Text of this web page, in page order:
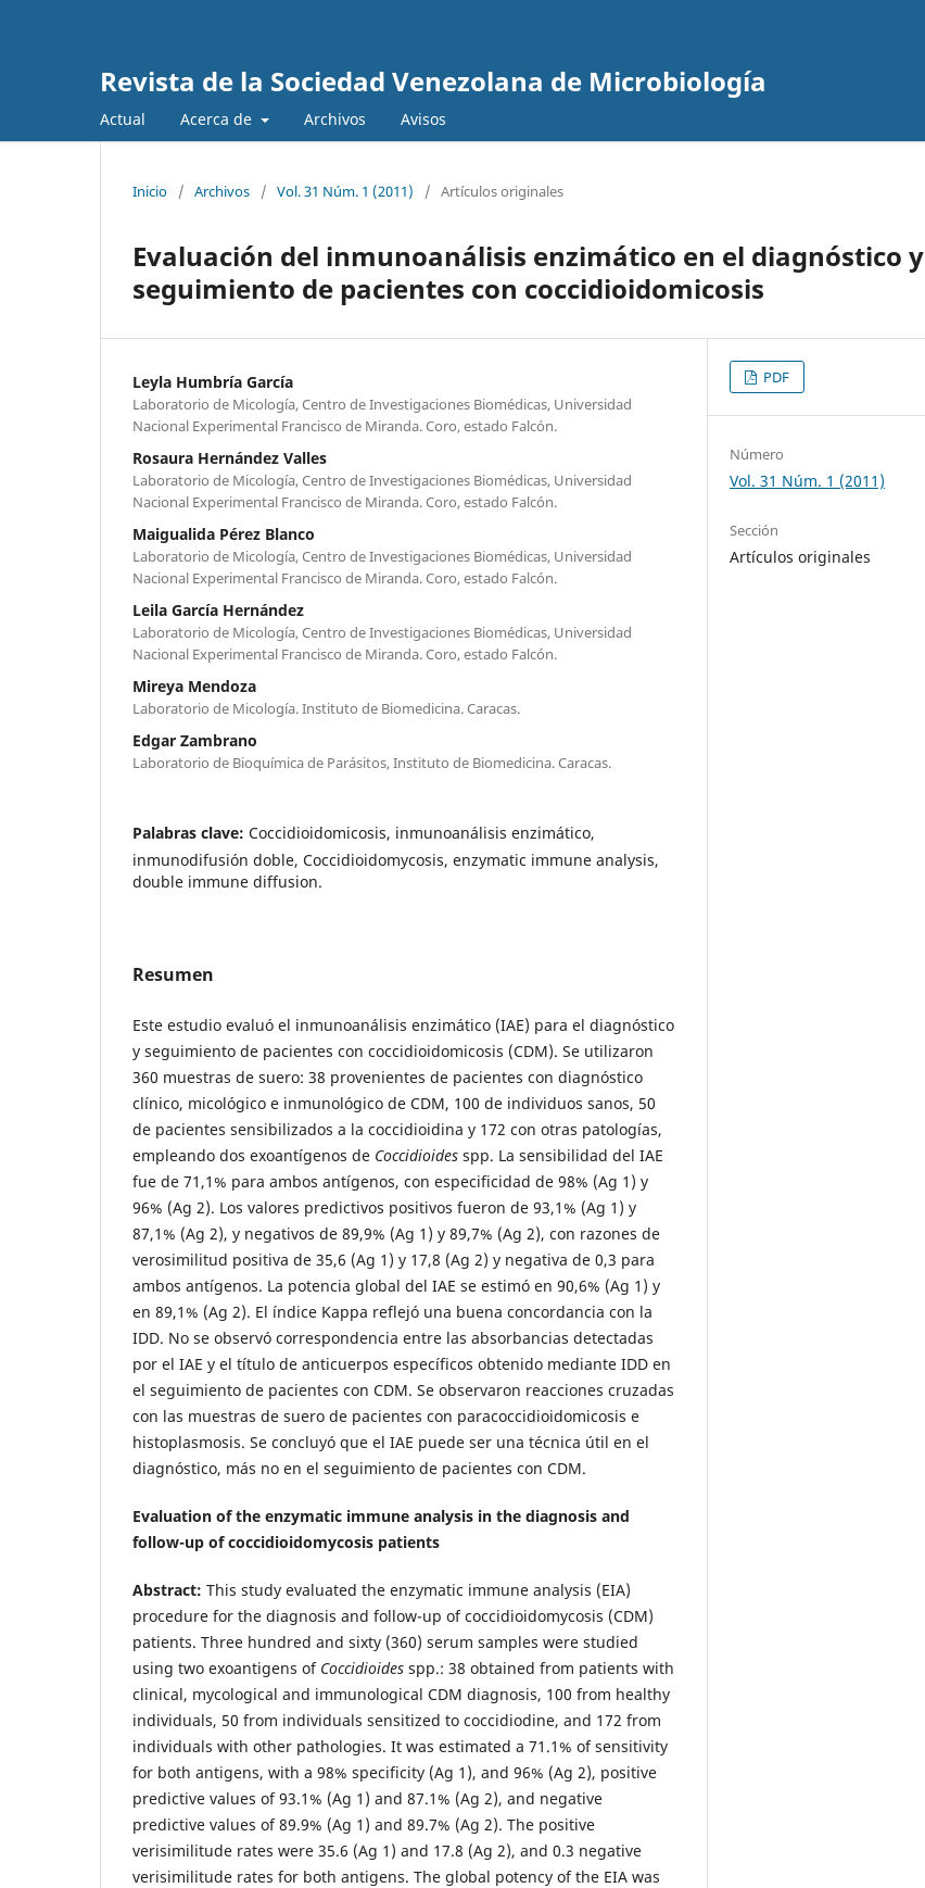
Revista de la Sociedad Venezolana de Microbiología
Actual Acerca de Archivos Avisos
Inicio / Archivos / Vol. 31 Núm. 1 (2011) / Artículos originales
Evaluación del inmunoanálisis enzimático en el diagnóstico y
seguimiento de pacientes con coccidioidomicosis
Leyla Humbría García
Laboratorio de Micología, Centro de Investigaciones Biomédicas, Universidad
Nacional Experimental Francisco de Miranda. Coro, estado Falcón.
Rosaura Hernández Valles
Laboratorio de Micología, Centro de Investigaciones Biomédicas, Universidad
Nacional Experimental Francisco de Miranda. Coro, estado Falcón.
Maigualida Pérez Blanco
Laboratorio de Micología, Centro de Investigaciones Biomédicas, Universidad
Nacional Experimental Francisco de Miranda. Coro, estado Falcón.
Leila García Hernández
Laboratorio de Micología, Centro de Investigaciones Biomédicas, Universidad
Nacional Experimental Francisco de Miranda. Coro, estado Falcón.
Mireya Mendoza
Laboratorio de Micología. Instituto de Biomedicina. Caracas.
Edgar Zambrano
Laboratorio de Bioquímica de Parásitos, Instituto de Biomedicina. Caracas.
Palabras clave: Coccidioidomicosis, inmunoanálisis enzimático,
inmunodifusión doble, Coccidioidomycosis, enzymatic immune analysis,
double immune diffusion.
Resumen
Este estudio evaluó el inmunoanálisis enzimático (IAE) para el diagnóstico
y seguimiento de pacientes con coccidioidomicosis (CDM). Se utilizaron
360 muestras de suero: 38 provenientes de pacientes con diagnóstico
clínico, micológico e inmunológico de CDM, 100 de individuos sanos, 50
de pacientes sensibilizados a la coccidioidina y 172 con otras patologías,
empleando dos exoantígenos de Coccidioides spp. La sensibilidad del IAE
fue de 71,1% para ambos antígenos, con especificidad de 98% (Ag 1) y
96% (Ag 2). Los valores predictivos positivos fueron de 93,1% (Ag 1) y
87,1% (Ag 2), y negativos de 89,9% (Ag 1) y 89,7% (Ag 2), con razones de
verosimilitud positiva de 35,6 (Ag 1) y 17,8 (Ag 2) y negativa de 0,3 para
ambos antígenos. La potencia global del IAE se estimó en 90,6% (Ag 1) y
en 89,1% (Ag 2). El índice Kappa reflejó una buena concordancia con la
IDD. No se observó correspondencia entre las absorbancias detectadas
por el IAE y el título de anticuerpos específicos obtenido mediante IDD en
el seguimiento de pacientes con CDM. Se observaron reacciones cruzadas
con las muestras de suero de pacientes con paracoccidioidomicosis e
histoplasmosis. Se concluyó que el IAE puede ser una técnica útil en el
diagnóstico, más no en el seguimiento de pacientes con CDM.
Evaluation of the enzymatic immune analysis in the diagnosis and
follow-up of coccidioidomycosis patients
Abstract: This study evaluated the enzymatic immune analysis (EIA)
procedure for the diagnosis and follow-up of coccidioidomycosis (CDM)
patients. Three hundred and sixty (360) serum samples were studied
using two exoantigens of Coccidioides spp.: 38 obtained from patients with
clinical, mycological and immunological CDM diagnosis, 100 from healthy
individuals, 50 from individuals sensitized to coccidiodine, and 172 from
individuals with other pathologies. It was estimated a 71.1% of sensitivity
for both antigens, with a 98% specificity (Ag 1), and 96% (Ag 2), positive
predictive values of 93.1% (Ag 1) and 87.1% (Ag 2), and negative
predictive values of 89.9% (Ag 1) and 89.7% (Ag 2). The positive
verisimilitude rates were 35.6 (Ag 1) and 17.8 (Ag 2), and 0.3 negative
verisimilitude rates for both antigens. The global potency of the EIA was
PDF
Número
Vol. 31 Núm. 1 (2011)
Sección
Artículos originales